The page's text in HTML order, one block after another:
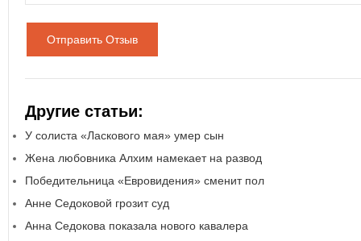
Отправить Отзыв
Другие статьи:
У солиста «Ласкового мая» умер сын
Жена любовника Алхим намекает на развод
Победительница «Евровидения» сменит пол
Анне Седоковой грозит суд
Анна Седокова показала нового кавалера